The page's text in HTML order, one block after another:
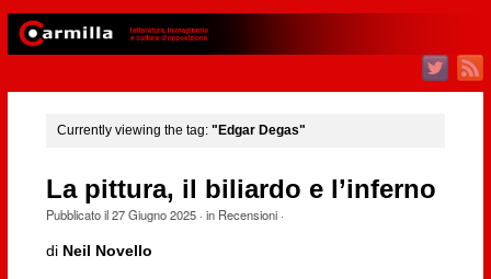
Currently viewing the tag: "Edgar Degas"
La pittura, il biliardo e l’inferno
Pubblicato il27 Giugno 2025· in Recensioni·
di Neil Novello